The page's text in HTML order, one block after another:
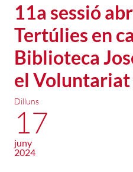
11a sessió
Tertúlies en
Biblioteca
el Voluntariat
Dilluns
17
juny
2024